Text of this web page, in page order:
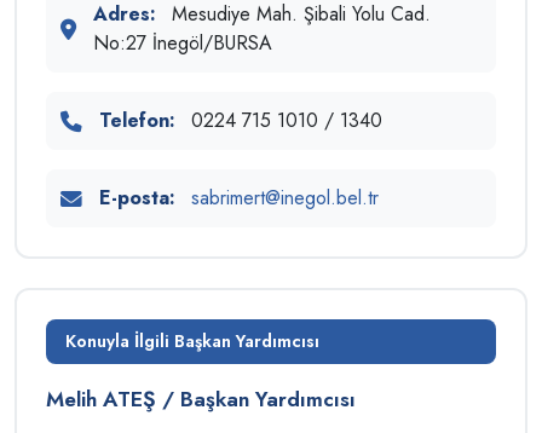
Adres:
Mesudiye Mah. Şibali Yolu Cad.
No:27 İnegöl/BURSA
Telefon: 0224 715 1010 / 1340
E-posta: sabrimert@inegol.bel.tr
Konuyla İlgili Başkan Yardımcısı
Melih ATEŞ / Başkan Yardımcısı